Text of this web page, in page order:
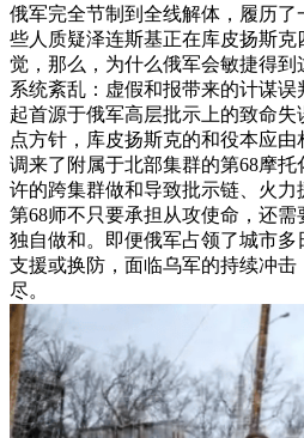
俄军完全节制到全线解体，履历
些人质疑泽连斯基正在库皮扬斯
觉，那么，为什么俄军会敏捷得
系统紊乱：虚假和报带来的计谋误
起首源于俄军高层批示上的致命
点方针，库皮扬斯克的和役本应
调来了附属于北部集群的第68摩
许的跨集群做和导致批示链、火力
第68师不只要承担从攻使命，还需
独自做和。即便俄军占领了城市
支援或换防，面临乌军的持续冲击
尽。